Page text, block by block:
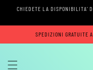
direttamente
CHIEDETE LA DISPONIBILITA'
SPEDIZIONI GRATUITE